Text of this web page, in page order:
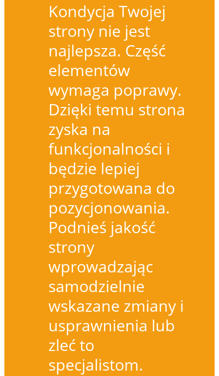
Kondycja Twojej
strony nie jest
najlepsza. Część
elementów
wymaga poprawy.
Dzięki temu strona
zyska na
funkcjonalności i
będzie lepiej
przygotowana do
pozycjonowania.
Podnieś jakość
strony
wprowadzając
samodzielnie
wskazane zmiany i
usprawnienia lub
zleć to
specjalistom.